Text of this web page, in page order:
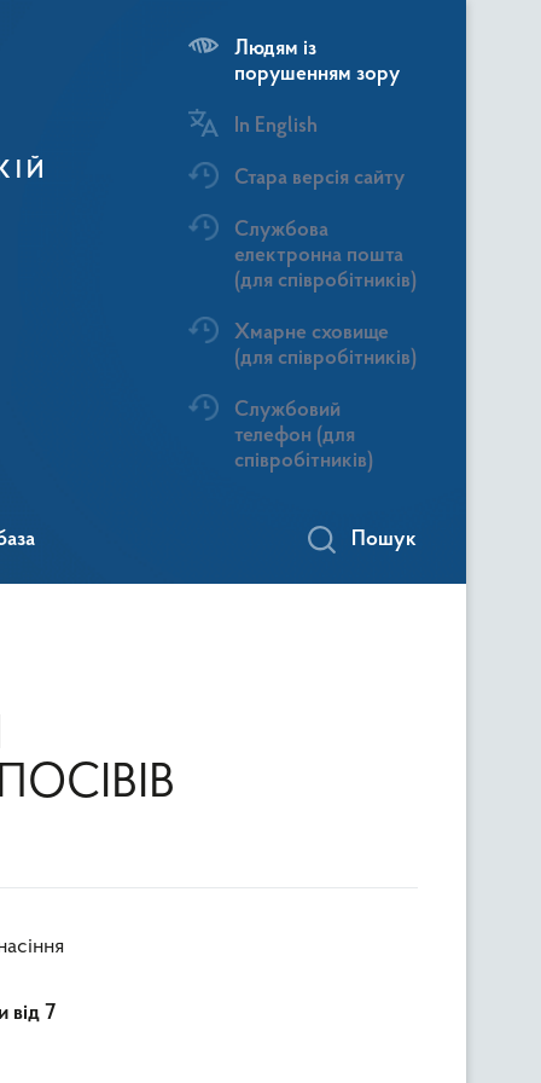
Людям із
порушенням зору
In English
Стара версія сайту
Службова
електронна пошта
(для співробітників)
Хмарне сховище
(для співробітників)
Службовий
телефон (для
співробітників)
Пошук
від 7